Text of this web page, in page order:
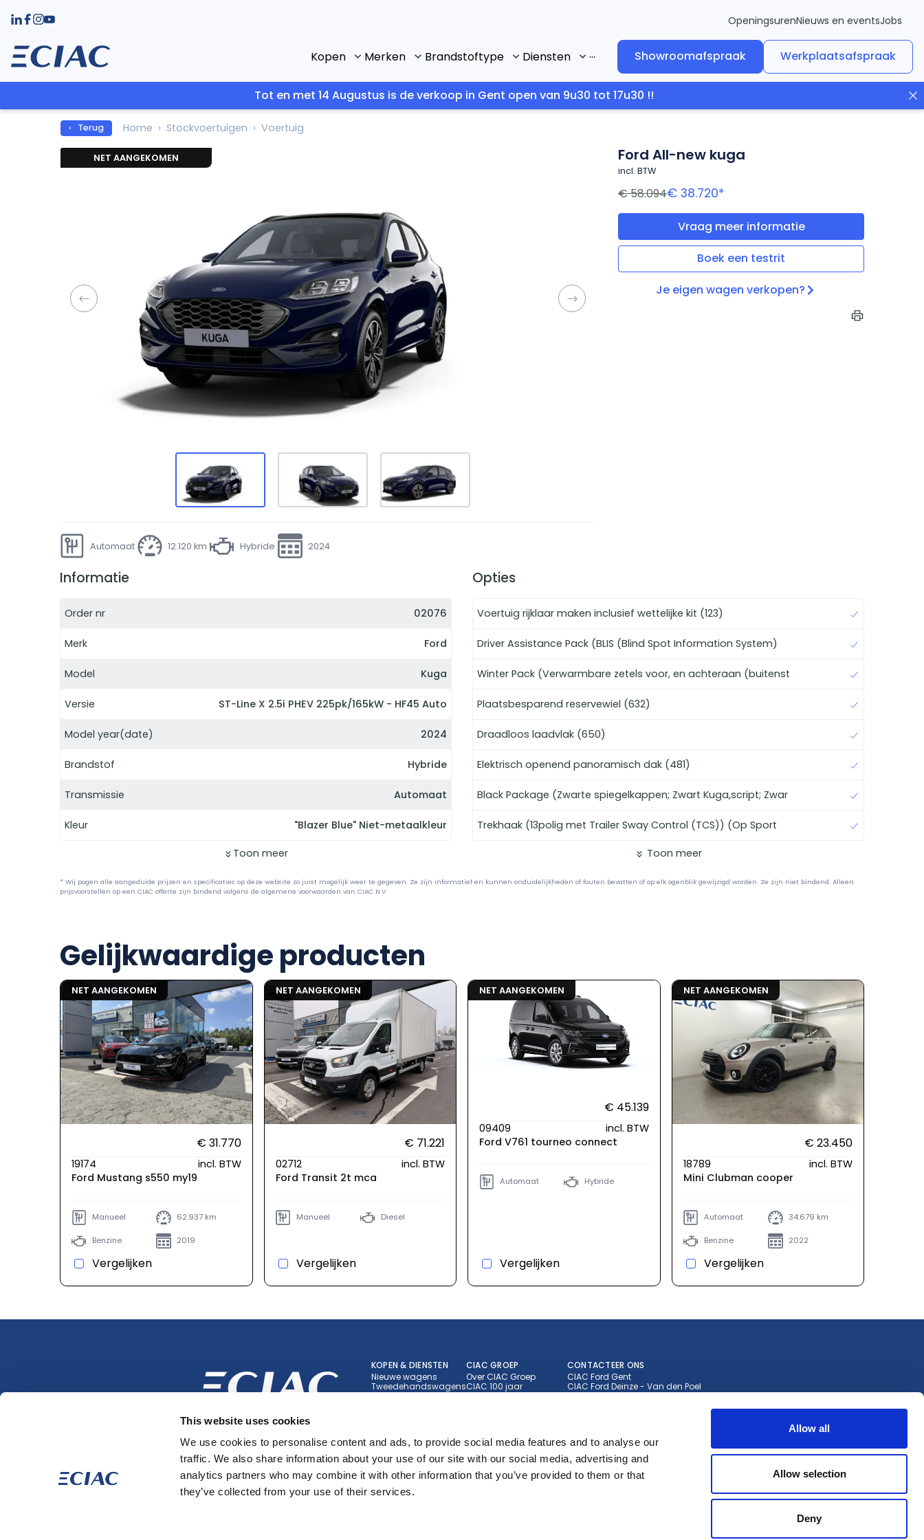
This website uses cookies
We use cookies to personalise content and ads, to provide social media features and to analyse our
traffic. We also share information about your use of our site with our social media, advertising and
analytics partners who may combine it with other information that you’ve provided to them or that
they’ve collected from your use of their services.
Allow all
Allow selection
Deny
OpeningsurenNieuws en eventsJobs
Kopen Merken Brandstoftype Diensten ... Showroomafspraak Werkplaatsafspraak
Tot en met 14 Augustus is de verkoop in Gent open van 9u30 tot 17u30 !!
‹ Terug Home Stockvoertuigen Voertuig
NET AANGEKOMEN Ford All-new kuga
incl. BTW
€ 58.094€ 38.720*
Vraag meer informatie
Boek een testrit
Je eigen wagen verkopen?
Automaat 12.120 km Hybride 2024
Informatie
Order nr 02076
Merk Ford
Model Kuga
Versie ST-Line X 2.5i PHEV 225pk/165kW - HF45 Auto
Model year(date) 2024
Brandstof Hybride
Transmissie Automaat
Kleur "Blazer Blue" Niet-metaalkleur
Toon meer
Opties
Voertuig rijklaar maken inclusief wettelijke kit (123)
Driver Assistance Pack (BLIS (Blind Spot Information System)
Winter Pack (Verwarmbare zetels voor, en achteraan (buitenst
Plaatsbesparend reservewiel (632)
Draadloos laadvlak (650)
Elektrisch openend panoramisch dak (481)
Black Package (Zwarte spiegelkappen; Zwart Kuga,script; Zwar
Trekhaak (13polig met Trailer Sway Control (TCS)) (Op Sport
Toon meer
* Wij pogen alle aangeduide prijzen en specificaties op deze website zo juist mogelijk weer te gegeven. Ze zijn informatief en kunnen onduidelijkheden of fouten bevatten of op elk ogenblik gewijzigd worden. Ze zijn niet bindend. Alleen
prijsvoorstellen op een CIAC offerte zijn bindend volgens de algemene voorwaarden van CIAC N.V
Gelijkwaardige producten
NET AANGEKOMEN
€ 31.770
19174
incl. BTW
Ford Mustang s550 my19
Manueel 62.937 km
Benzine 2019
Vergelijken
NET AANGEKOMEN
€ 71.221
02712
incl. BTW
Ford Transit 2t mca
Manueel Diesel
Vergelijken
NET AANGEKOMEN
€ 45.139
09409
incl. BTW
Ford V761 tourneo connect
Automaat Hybride
Vergelijken
NET AANGEKOMEN
€ 23.450
18789
incl. BTW
Mini Clubman cooper
Automaat 34.679 km
Benzine 2022
Vergelijken
Volg ons op
KOPEN & DIENSTEN
Nieuwe wagens
Tweedehandswagens
Merken
Jouw wagen verkopen
Fleet & leasing
CIAC GROEP
Over CIAC Groep
CIAC 100 jaar
Nieuws en evenementen
CONTACTEER ONS
CIAC Ford Gent
CIAC Ford Deinze - Van den Poel
CIAC Ford Eeklo - De Wispelaere